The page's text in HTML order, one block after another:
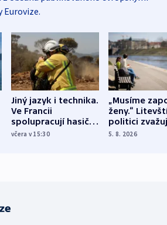
Eurovize.
Jiný jazyk i technika.
Ve Francii
spolupracují hasiči z
různých zemí
včera v 15:30
„Musíme
ženy.“
politici
dohodu o
5. 8. 2026